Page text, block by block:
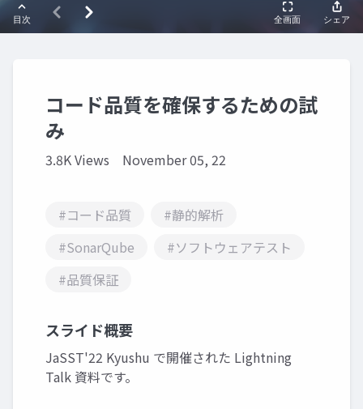
コード品質を確保するための試
み
3.8K Views November 05, 22
#コード品質
#静的解析
#SonarQube
#ソフトウェアテスト
#品質保証
スライド概要
JaSST'22 Kyushu で開催された Lightning
Talk 資料です。